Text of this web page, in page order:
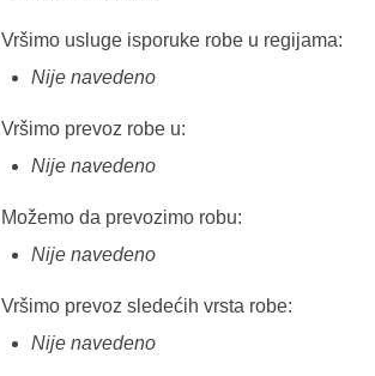
Vršimo usluge isporuke robe u regijama:
Nije navedeno
Vršimo prevoz robe u:
Nije navedeno
Možemo da prevozimo robu:
Nije navedeno
Vršimo prevoz sledećih vrsta robe:
Nije navedeno